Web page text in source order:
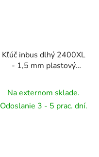
Kľúč inbus dlhý 2400XL
- 1,5 mm plastový
Na externom sklade.
Odoslanie 3 - 5 prac. dní.